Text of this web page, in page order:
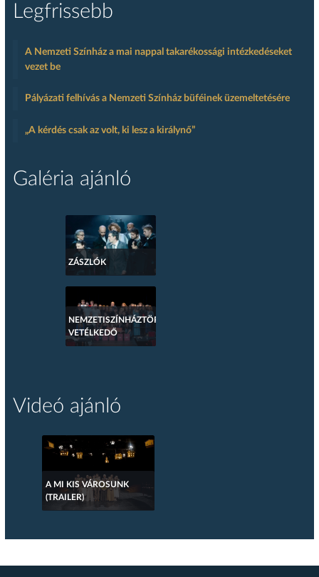
Legfrissebb
A Nemzeti Színház a mai nappal takarékossági intézkedéseket
vezet be
Pályázati felhívás a Nemzeti Színház büféinek üzemeltetésére
„A kérdés csak az volt, ki lesz a királynő”
Galéria ajánló
ZÁSZLÓK
NEMZETISZÍNHÁZTÖRTÉNETI
VETÉLKEDŐ
Videó ajánló
A MI KIS VÁROSUNK
(TRAILER)